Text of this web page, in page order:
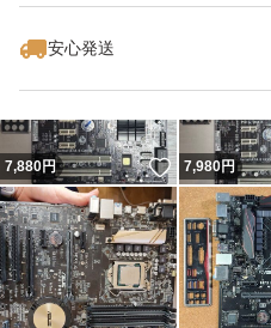
安心発送
7,880円 いいね！
7,980円